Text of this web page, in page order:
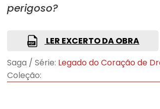
perigoso?
LER EXCERTO DA OBRA
Saga / Série: Legado do Coração de
Coleção: